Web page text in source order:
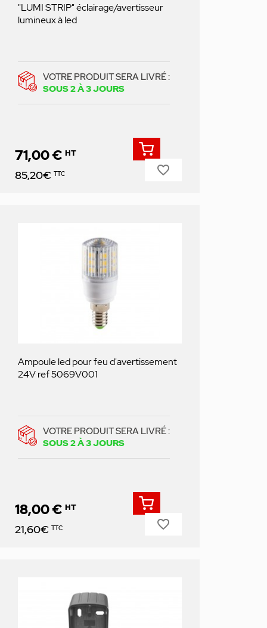
"LUMI STRIP" éclairage/avertisseur
lumineux à led
VOTRE PRODUIT SERA LIVRÉ :
SOUS 2 À 3 JOURS
Prix
71,00 € HT
85,20€ TTC favorite_border
Ampoule led pour feu d'avertissement
24V ref 5069V001
VOTRE PRODUIT SERA LIVRÉ :
SOUS 2 À 3 JOURS
Prix
18,00 € HT
21,60€ TTC favorite_border